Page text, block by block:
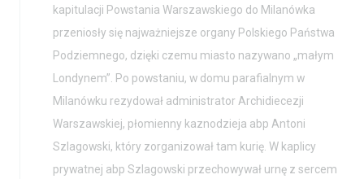
kapitulacji Powstania Warszawskiego do Milanówka
przeniosły się najważniejsze organy Polskiego Państwa
Podziemnego, dzięki czemu miasto nazywano „małym
Londynem”. Po powstaniu, w domu parafialnym w
Milanówku rezydował administrator Archidiecezji
Warszawskiej, płomienny kaznodzieja abp Antoni
Szlagowski, który zorganizował tam kurię. W kaplicy
prywatnej abp Szlagowski przechowywał urnę z sercem